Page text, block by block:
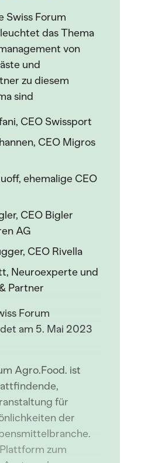
Swiss Forum
das Thema
von
und
zu diesem
sind
CEO Swissport
CEO Migros
ehemalige CEO
CEO Bigler
AG
CEO Rivella
Neuroexperte und
Partner
Forum
am 5. Mai 2023
Agro.Food. ist
für
der
zum